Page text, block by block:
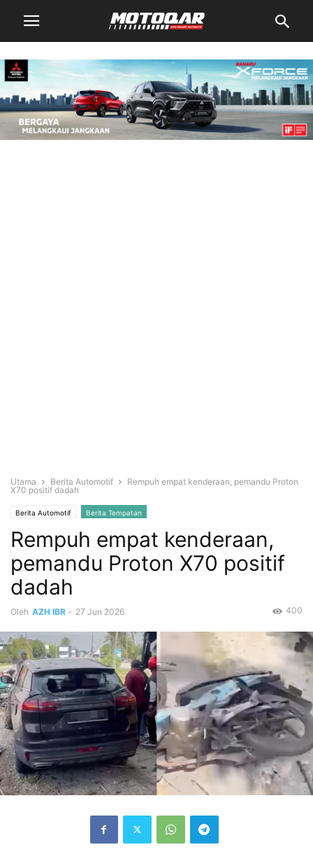
Utama Berita Automotif
Rempuh empat kenderaan, pemandu Proton
X70 positif dadah
Berita Automotif Berita Tempatan
Rempuh empat kenderaan,
pemandu Proton X70 positif
dadah
Oleh AZH IBR - 27 Jun 2026 400